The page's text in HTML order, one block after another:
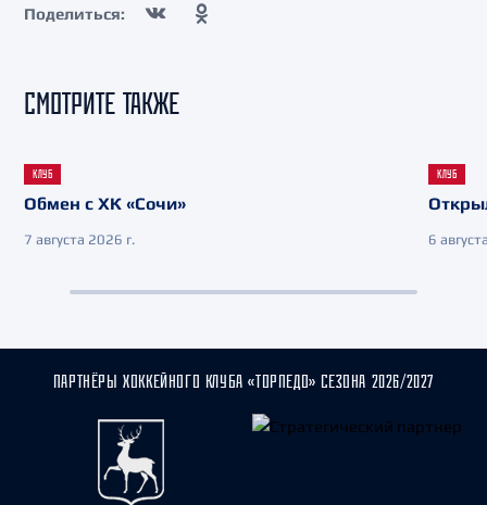
Поделиться:
СМОТРИТЕ ТАКЖЕ
КЛУБ
Обмен с ХК «Сочи»
7 августа 2026 г.
КЛУБ
6
ПАРТНЁРЫ ХОККЕЙНОГО КЛУБА «ТОРПЕДО» СЕЗОНА 2026/2027